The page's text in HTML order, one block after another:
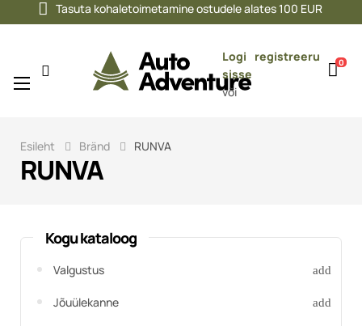
Tasuta kohaletoimetamine ostudele alates 100 EUR
Logi
sisse
või
registreeru 0
Toggle
☰
RUNVA
Esileht Bränd RUNVA
Kogu kataloog
Valgustus
Jõuülekanne